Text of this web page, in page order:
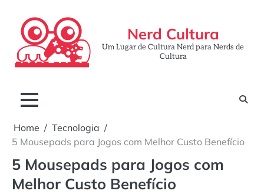
content
Nerd Cultura
Um Lugar de Cultura Nerd para Nerds de
Cultura
Home
Tecnologia
5 Mousepads para Jogos com Melhor Custo Benefício
5 Mousepads para Jogos com
Melhor Custo Benefício